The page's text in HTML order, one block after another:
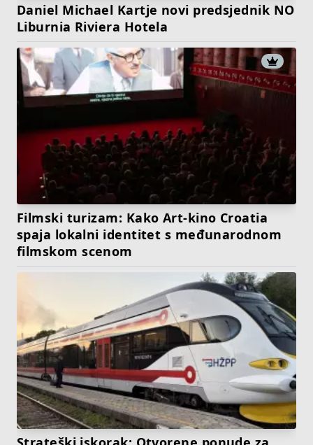
Daniel Michael Kartje novi predsjednik NO
Liburnia Riviera Hotela
Filmski turizam: Kako Art-kino Croatia
spaja lokalni identitet s međunarodnom
filmskom scenom